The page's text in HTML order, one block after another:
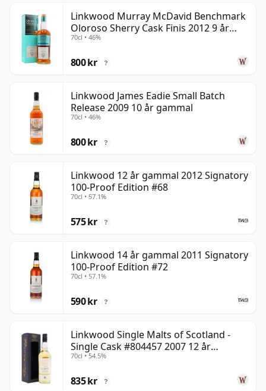
Linkwood Murray McDavid Benchmark
Oloroso Sherry Cask Finis 2012 9 år
gammal
70cl • 46%
800 kr ?
Linkwood James Eadie Small Batch
Release 2009 10 år gammal
70cl • 46%
800 kr ?
Linkwood 12 år gammal 2012 Signatory
100-Proof Edition #68
70cl • 57.1%
575 kr ?
Linkwood 14 år gammal 2011 Signatory
100-Proof Edition #72
70cl • 57.1%
590 kr ?
Linkwood Single Malts of Scotland -
Single Cask #804457 2007 12 år
gammal
70cl • 54.5%
835 kr ?